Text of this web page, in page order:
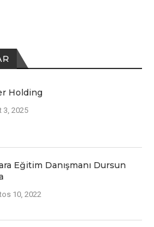
Holding
3, 2025
Eğitim Danışmanı Dursun
10, 2022